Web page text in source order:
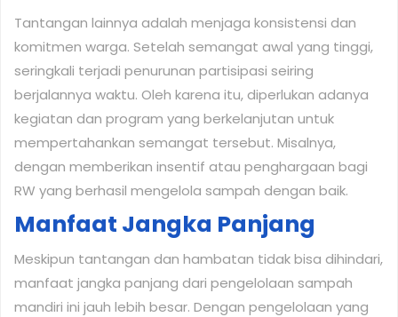
Tantangan lainnya adalah menjaga konsistensi dan
komitmen warga. Setelah semangat awal yang tinggi,
seringkali terjadi penurunan partisipasi seiring
berjalannya waktu. Oleh karena itu, diperlukan adanya
kegiatan dan program yang berkelanjutan untuk
mempertahankan semangat tersebut. Misalnya,
dengan memberikan insentif atau penghargaan bagi
RW yang berhasil mengelola sampah dengan baik.
Manfaat Jangka Panjang
Meskipun tantangan dan hambatan tidak bisa dihindari,
manfaat jangka panjang dari pengelolaan sampah
mandiri ini jauh lebih besar. Dengan pengelolaan yang